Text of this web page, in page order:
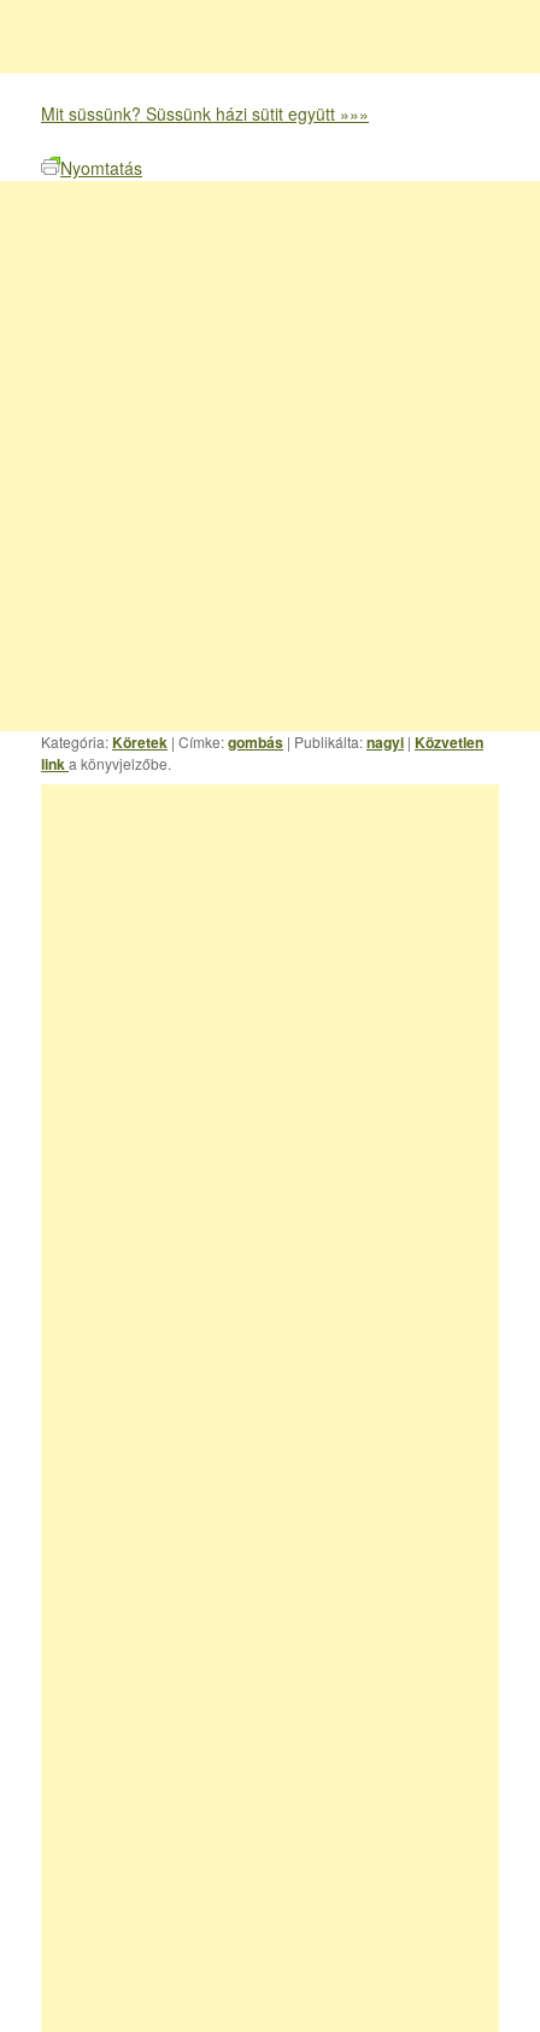
Mit süssünk? Süssünk házi sütit együtt »»»
Nyomtatás
Kategória:Köretek | Címke:gombás | Publikálta:nagyi |Közvetlen
linka könyvjelzőbe.